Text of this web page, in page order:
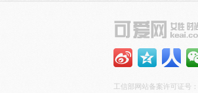
工信部网站备案许可证号：